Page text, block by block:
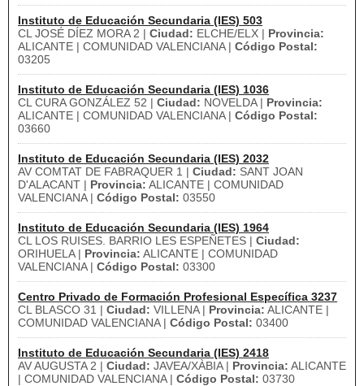
Instituto de Educación Secundaria (IES) 503
CL JOSÉ DÍEZ MORA 2 | Ciudad: ELCHE/ELX | Provincia:
ALICANTE | COMUNIDAD VALENCIANA | Código Postal:
03205
Instituto de Educación Secundaria (IES) 1036
CL CURA GONZÁLEZ 52 | Ciudad: NOVELDA | Provincia:
ALICANTE | COMUNIDAD VALENCIANA | Código Postal:
03660
Instituto de Educación Secundaria (IES) 2032
AV COMTAT DE FABRAQUER 1 | Ciudad: SANT JOAN
D'ALACANT | Provincia: ALICANTE | COMUNIDAD
VALENCIANA | Código Postal: 03550
Instituto de Educación Secundaria (IES) 1964
CL LOS RUISES. BARRIO LES ESPEÑETES | Ciudad:
ORIHUELA | Provincia: ALICANTE | COMUNIDAD
VALENCIANA | Código Postal: 03300
Centro Privado de Formación Profesional Específica 3237
CL BLASCO 31 | Ciudad: VILLENA | Provincia: ALICANTE |
COMUNIDAD VALENCIANA | Código Postal: 03400
Instituto de Educación Secundaria (IES) 2418
AV AUGUSTA 2 | Ciudad: JAVEA/XÀBIA | Provincia: ALICANTE
| COMUNIDAD VALENCIANA | Código Postal: 03730